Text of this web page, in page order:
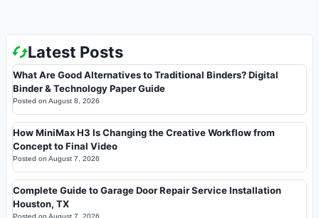
Latest Posts
What Are Good Alternatives to Traditional Binders? Digital
Binder & Technology Paper Guide
Posted on August 8, 2026
How MiniMax H3 Is Changing the Creative Workflow from
Concept to Final Video
Posted on August 7, 2026
Complete Guide to Garage Door Repair Service Installation
Houston, TX
Posted on August 7, 2026